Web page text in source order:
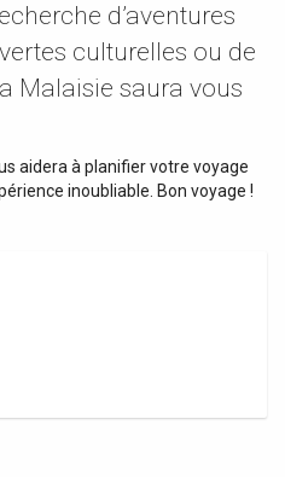
d’aventures
culturelles ou de
Malaisie saura vous
aidera à planifier votre voyage
inoubliable. Bon voyage !